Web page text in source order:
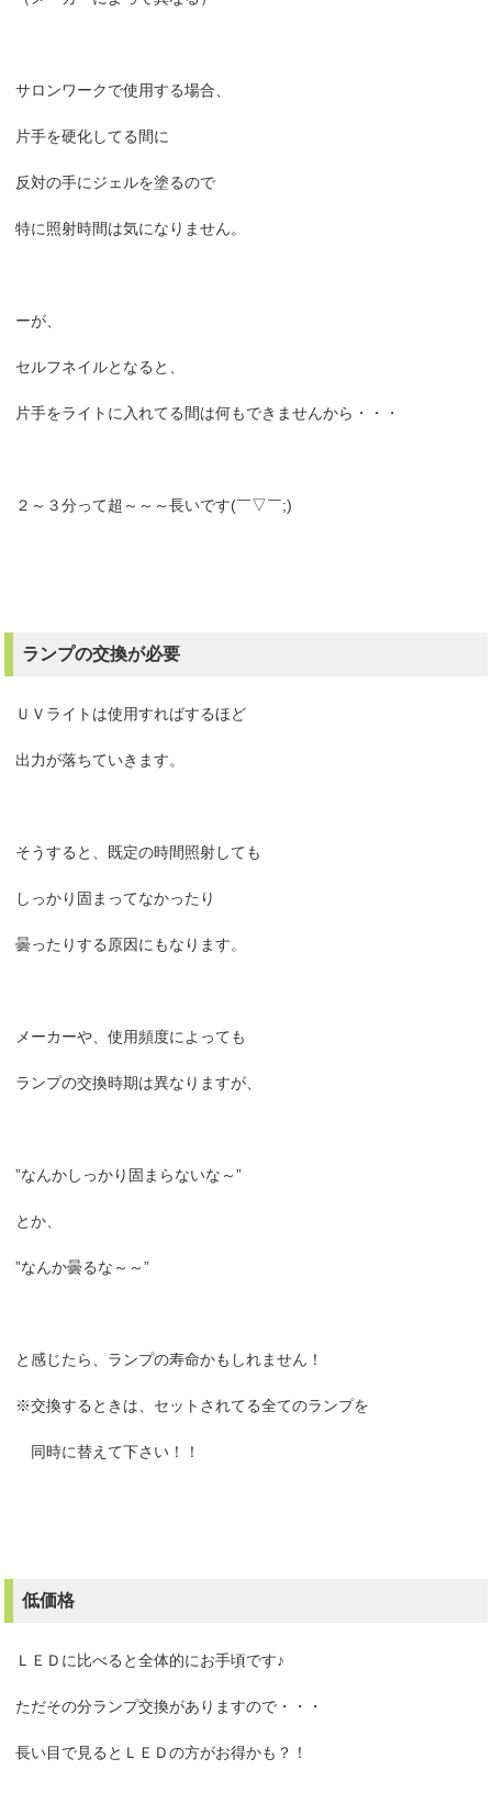
サロンワークで使用する場合、
片手を硬化してる間に
反対の手にジェルを塗るので
特に照射時間は気になりません。
ーが、
セルフネイルとなると、
片手をライトに入れてる間は何もできませんから・・・
２～３分って超～～～長いです(￣▽￣;)
ランプの交換が必要
ＵＶライトは使用すればするほど
出力が落ちていきます。
そうすると、既定の時間照射しても
しっかり固まってなかったり
曇ったりする原因にもなります。
メーカーや、使用頻度によっても
ランプの交換時期は異なりますが、
”なんかしっかり固まらないな～”
とか、
”なんか曇るな～～”
と感じたら、ランプの寿命かもしれません！
※交換するときは、セットされてる全てのランプを
同時に替えて下さい！！
低価格
ＬＥＤに比べると全体的にお手頃です♪
ただその分ランプ交換がありますので・・・
長い目で見るとＬＥＤの方がお得かも？！